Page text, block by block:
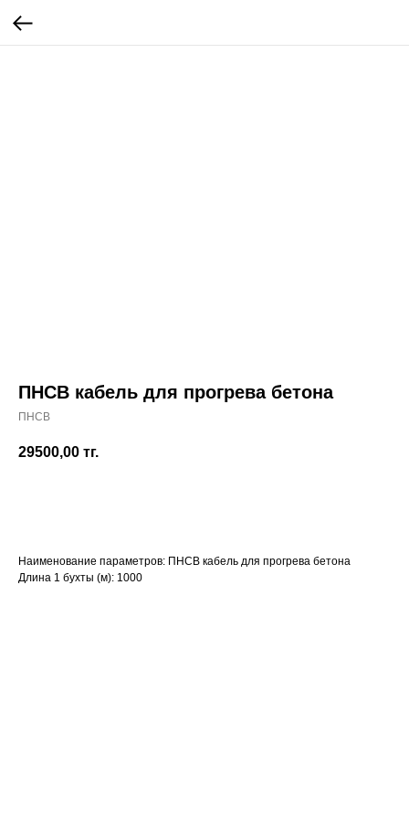
ПНСВ кабель для прогрева бетона
ПНСВ
29500,00 тг.
Наименование параметров: ПНСВ кабель для прогрева бетона
Длина 1 бухты (м): 1000